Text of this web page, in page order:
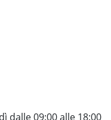
dalle 09:00 alle 18:00